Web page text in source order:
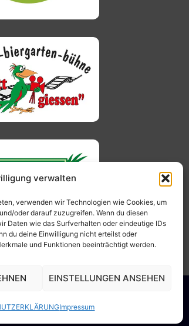
verwalten
verwenden wir Technologien wie Cookies, um
oder darauf zuzugreifen. Wenn du diesen
Daten wie das Surfverhalten oder eindeutige IDs
du deine Einwilligung nicht erteilst oder
und Funktionen beeinträchtigt werden.
EINSTELLUNGEN ANSEHEN
Impressum